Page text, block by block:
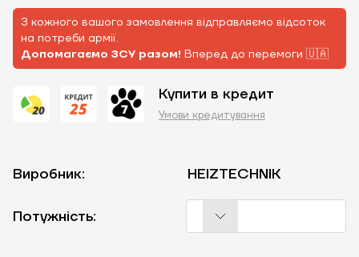
З кожного вашого замовлення відправляємо відсоток
на потреби армії.
Допомагаємо ЗСУ разом! Вперед до перемоги 🇺🇦
Купити в кредит
Умови кредитування
Виробник: HEIZTECHNIK
Потужність: